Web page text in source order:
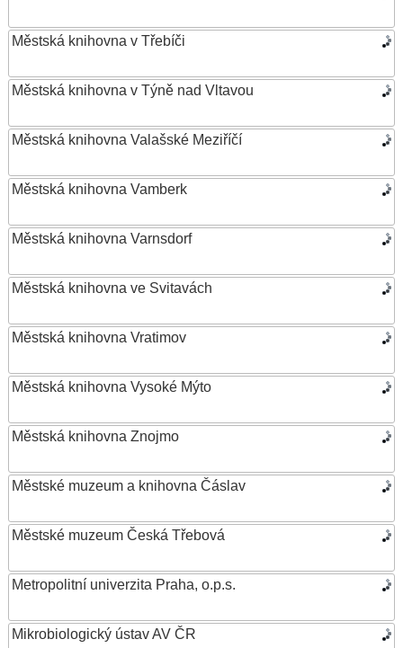
Městská knihovna v Třebíči
Městská knihovna v Týně nad Vltavou
Městská knihovna Valašské Meziříčí
Městská knihovna Vamberk
Městská knihovna Varnsdorf
Městská knihovna ve Svitavách
Městská knihovna Vratimov
Městská knihovna Vysoké Mýto
Městská knihovna Znojmo
Městské muzeum a knihovna Čáslav
Městské muzeum Česká Třebová
Metropolitní univerzita Praha, o.p.s.
Mikrobiologický ústav AV ČR